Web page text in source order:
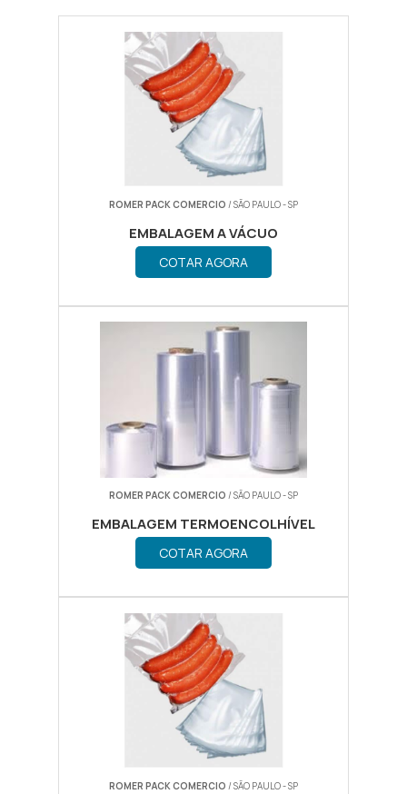
ROMER PACK COMERCIO / SÃO PAULO - SP
EMBALAGEM A VÁCUO
COTAR AGORA
ROMER PACK COMERCIO / SÃO PAULO - SP
EMBALAGEM TERMOENCOLHÍVEL
COTAR AGORA
ROMER PACK COMERCIO / SÃO PAULO - SP